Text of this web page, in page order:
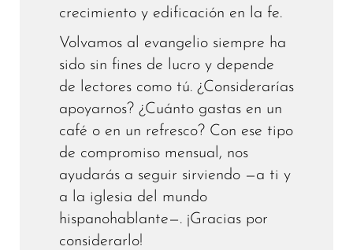
crecimiento y edificación en la fe.
Volvamos al evangelio siempre ha
sido sin fines de lucro y depende
de lectores como tú. ¿Considerarías
apoyarnos? ¿Cuánto gastas en un
café o en un refresco? Con ese tipo
de compromiso mensual, nos
ayudarás a seguir sirviendo —a ti y
a la iglesia del mundo
hispanohablante—. ¡Gracias por
considerarlo!